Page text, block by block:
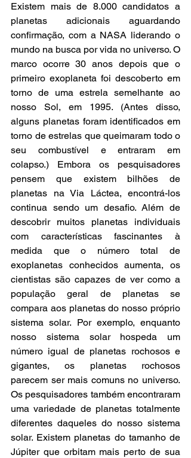
Existem mais de 8.000 candidatos a
planetas adicionais aguardando
confirmação, com a NASA liderando o
mundo na busca por vida no universo. O
marco ocorre 30 anos depois que o
primeiro exoplaneta foi descoberto em
torno de uma estrela semelhante ao
nosso Sol, em 1995. (Antes disso,
alguns planetas foram identificados em
torno de estrelas que queimaram todo o
seu combustível e entraram em
colapso.) Embora os pesquisadores
pensem que existem bilhões de
planetas na Via Láctea, encontrá-los
continua sendo um desafio. Além de
descobrir muitos planetas individuais
com características fascinantes à
medida que o número total de
exoplanetas conhecidos aumenta, os
cientistas são capazes de ver como a
população geral de planetas se
compara aos planetas do nosso próprio
sistema solar. Por exemplo, enquanto
nosso sistema solar hospeda um
número igual de planetas rochosos e
gigantes, os planetas rochosos
parecem ser mais comuns no universo.
Os pesquisadores também encontraram
uma variedade de planetas totalmente
diferentes daqueles do nosso sistema
solar. Existem planetas do tamanho de
Júpiter que orbitam mais perto de sua